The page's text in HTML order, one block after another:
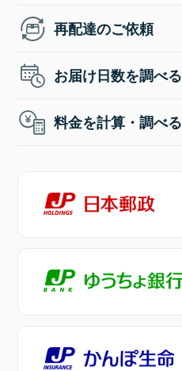
再配達のご依頼
お届け日数を調べる
料金を計算・調べる